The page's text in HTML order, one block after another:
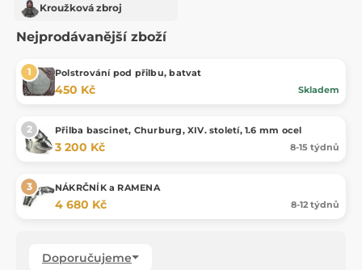
Kroužková zbroj
Nejprodávanější zboží
Polstrování pod přilbu, batvat
450 Kč Skladem
Přilba bascinet, Churburg, XIV. století, 1.6 mm ocel
3 200 Kč 8-15 týdnů
NÁKRČNÍK a RAMENA
4 680 Kč 8-12 týdnů
Doporučujeme